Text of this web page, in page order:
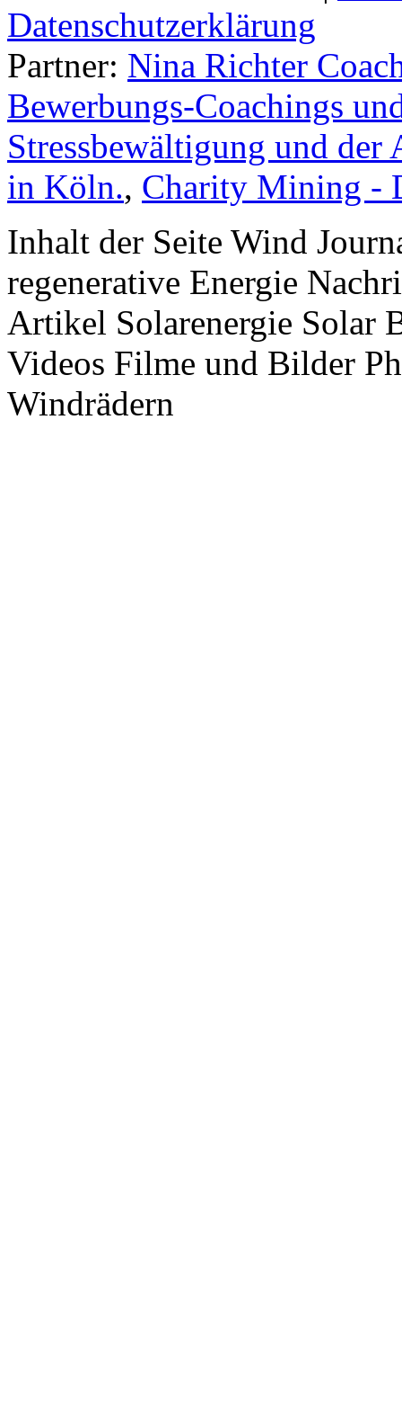
Datenschutzerklärung
Partner: Nina Richter
Bewerbungs-Coachings
Stressbewältigung und
in Köln., Charity Mining -
Inhalt der Seite Wind
regenerative Energie
Artikel Solarenergie Solar
Videos Filme und Bilder
Windrädern